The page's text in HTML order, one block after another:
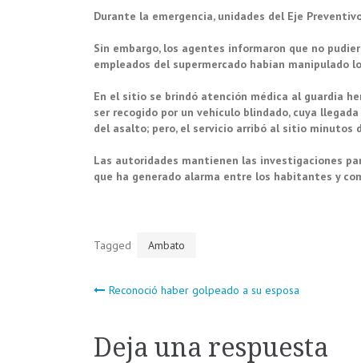
Durante la emergencia, unidades del Eje
Sin embargo, los agentes informaron que no
empleados del supermercado habían manipulado
En el sitio se brindó atención médica al guardia
ser recogido por un vehículo blindado, cuya
del asalto; pero, el servicio arribó al sitio minutos
Las autoridades mantienen las investigaciones
que ha generado alarma entre los habitantes y
Tagged Ambato
Navegación
de
Reconoció haber golpeado a su esposa
Deja una respuesta